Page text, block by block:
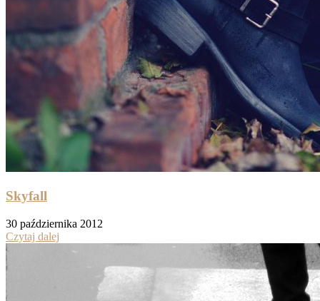
Skyfall
30 października 2012
Czytaj dalej